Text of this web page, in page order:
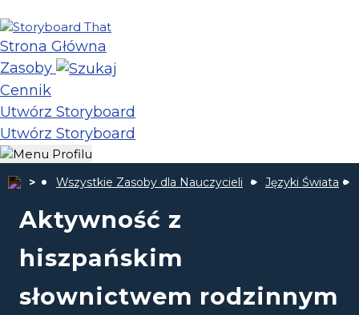
Strona Główna
Zasoby
Cennik
Utwórz Storyboard
Utwórz Storyboard
Wszystkie Zasoby dla Nauczycieli Języki Świata
Aktywność z
hiszpańskim
słownictwem rodzinnym